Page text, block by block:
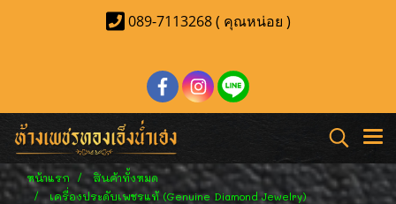
089-7113268 ( คุณหน่อย )
หน้าแรก
สินค้าทั้งหมด
เครื่องประดับเพชรแท้ (Genuine Diamond Jewelry)